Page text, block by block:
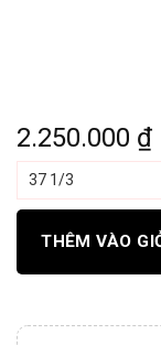
2.250.000 ₫
THÊM VÀO